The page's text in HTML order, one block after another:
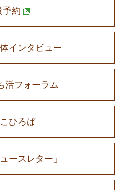
予約
インタビュー
活フォーラム
ひろば
ースレター」